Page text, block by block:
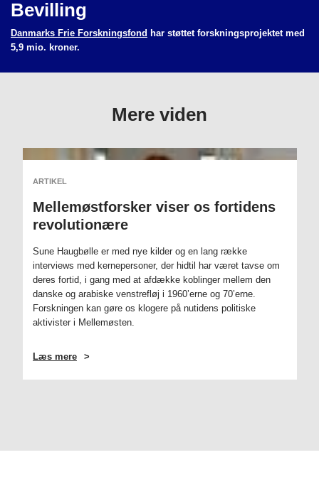
Bevilling
Danmarks Frie Forskningsfond har støttet forskningsprojektet med
5,9 mio. kroner.
Mere viden
ons, 05/22/2019 - 10:15
ARTIKEL
Mellemøstforsker viser os fortidens
revolutionære
Sune Haugbølle er med nye kilder og en lang række
interviews med kernepersoner, der hidtil har været tavse om
deres fortid, i gang med at afdække koblinger mellem den
danske og arabiske venstrefløj i 1960’erne og 70’erne.
Forskningen kan gøre os klogere på nutidens politiske
aktivister i Mellemøsten.
Læs mere OM
OS